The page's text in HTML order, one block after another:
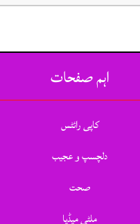
اہم صفحات
کاپی رائٹس
دلچسپ و عجیب
صحت
ملٹی میڈیا